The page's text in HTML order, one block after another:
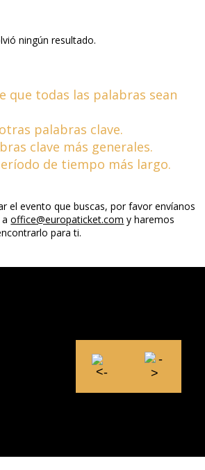
ningún resultado.
que todas las palabras sean
palabras clave.
clave más generales.
de tiempo más largo.
el evento que buscas, por favor envíanos
aoffice@europaticket.com y haremos
para ti.